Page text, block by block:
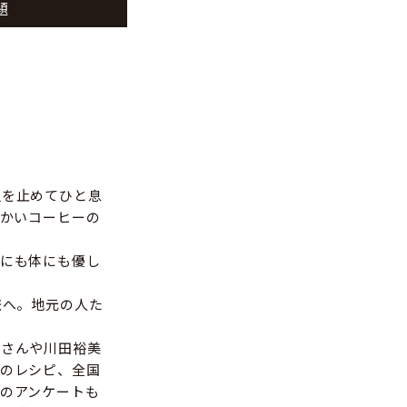
止めてひと息
いコーヒーの
も体にも優し
。地元の人た
んや川田裕美
レシピ、全国
アンケートも